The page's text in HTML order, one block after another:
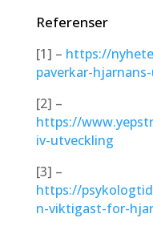
Referenser
[1] – https://
paverkar-
[2] –
https://
iv-utveckling
[3] –
https://
n-viktigast-for-